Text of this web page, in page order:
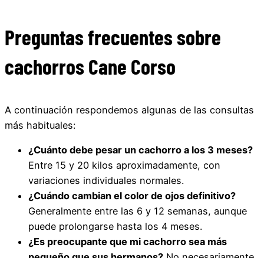
Preguntas frecuentes sobre
cachorros Cane Corso
A continuación respondemos algunas de las consultas
más habituales:
¿Cuánto debe pesar un cachorro a los 3 meses?
Entre 15 y 20 kilos aproximadamente, con
variaciones individuales normales.
¿Cuándo cambian el color de ojos definitivo?
Generalmente entre las 6 y 12 semanas, aunque
puede prolongarse hasta los 4 meses.
¿Es preocupante que mi cachorro sea más